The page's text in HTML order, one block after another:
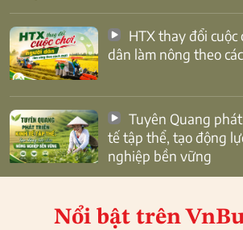
dân làm nông theo
tế tập thể, tạo động
nghiệp bền vững
Nổi bật trên